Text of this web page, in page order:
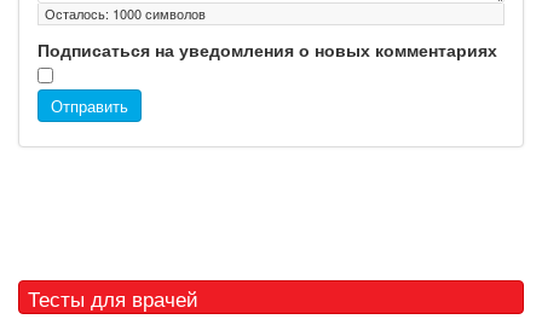
Осталось: 1000символов
Подписаться на уведомления о новых комментариях
Отправить
Тесты для врачей